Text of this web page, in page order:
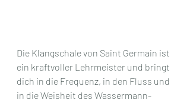
Die Klangschale von Saint Germain ist
ein kraftvoller Lehrmeister und bringt
dich in die Frequenz, in den Fluss und
in die Weisheit des Wassermann-